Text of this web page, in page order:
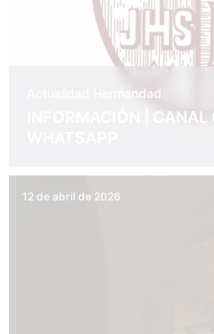
Hermandad
INFORMACIÓN | CANAL
12 de abril de 2026